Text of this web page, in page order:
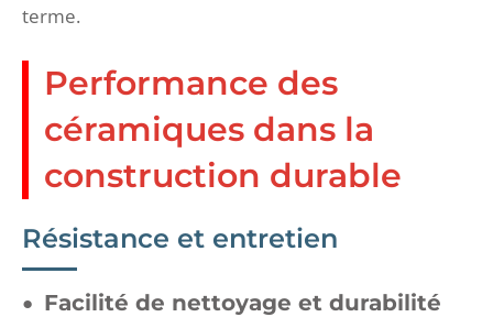
terme.
Performance des
céramiques dans la
construction durable
Résistance et entretien
Facilité de nettoyage et durabilité